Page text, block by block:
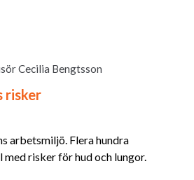
Cecilia Bengtsson
risker
arbetsmiljö. Flera hundra
risker för hud och lungor.